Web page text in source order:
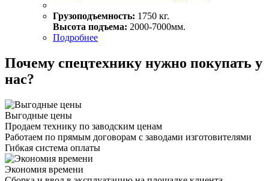
Грузоподъемность: 1750 кг.
Высота подъема: 2000-7000мм.
Подробнее
Почему спецтехнику нужно покупать у
нас?
Выгодные цены
Продаем технику по заводским ценам
Работаем по прямым договорам с заводами изготовителями
Гибкая система оплаты
Экономия времени